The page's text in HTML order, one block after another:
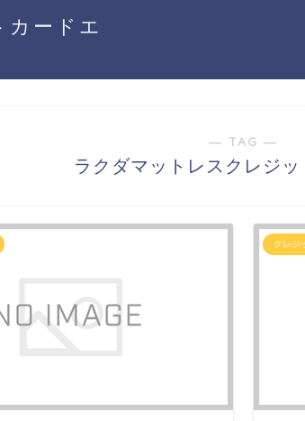
カードエ
― TAG ―
ラクダマットレスクレジ
クレジ